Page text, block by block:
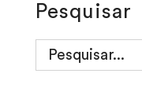
Pesquisar
Buscar
resultados